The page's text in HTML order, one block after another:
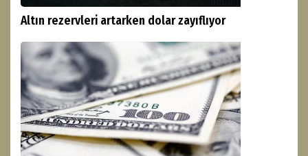
Altın rezervleri artarken dolar zayıflıyor